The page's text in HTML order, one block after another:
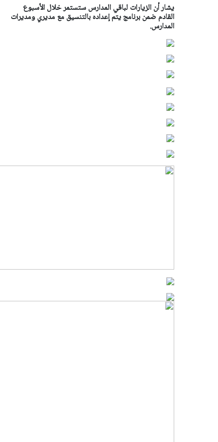
يشار أن الزيارات لباقي المدارس ستستمر خلال الأسبوع
القادم ضمن برنامج يتم إعداده بالتنسيق مع مديري ومديرات
المدارس.